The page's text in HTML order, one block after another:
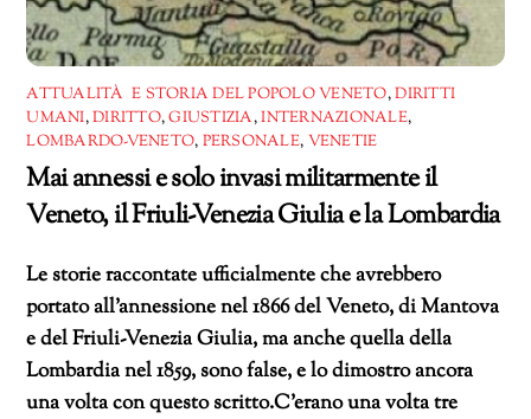
ATTUALITÀ E STORIA DEL POPOLO VENETO,DIRITTI
UMANI,DIRITTO,GIUSTIZIA,INTERNAZIONALE,
LOMBARDO-VENETO, PERSONALE, VENETIE
Mai annessi e solo invasi militarmente il
Veneto, il Friuli-Venezia Giulia e la Lombardia
Le storie raccontate ufficialmente che avrebbero
portato all’annessione nel 1866 del Veneto, di Mantova
e del Friuli-Venezia Giulia, ma anche quella della
Lombardia nel 1859, sono false, e lo dimostro ancora
una volta con questo scritto.C’erano una volta tre